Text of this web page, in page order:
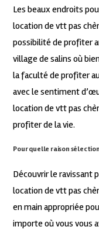
Les beaux endroits
location de vtt pas
possibilité de profiter
village de salins où
la faculté de profiter
avec le sentiment
location de vtt pas
profiter de la vie.
Pour quelle raison
Découvrir le ravissant
location de vtt pas
en main appropriée
importe où vous vous